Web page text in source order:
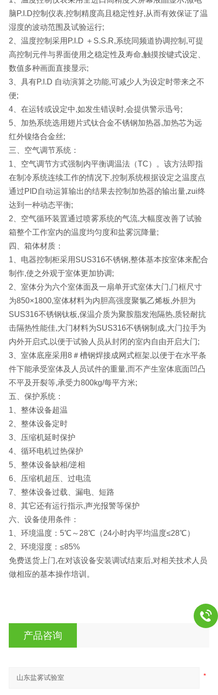
脑P.I.D控制仪表,控制精度高且稳定性好,从而有效保证了温
湿度的波动范围及试验运行;
2、温度控制采用P.I.D ＋S.S.R,系统同频道协调控制,可提
高控制元件与界面使用之稳定性及寿命,触摸按键式设定、
数值多种画面直接显示;
3、具有P.I.D 自动演算之功能,可减少人为设定时带来之不
便;
4、在运转或设定中,如发生错误时,会提供警示迅号;
5、加热系统选用翅片式钛合金不锈钢加热器,加热芯为远
红外镍络合金丝;
三、空气调节系统：
1、空气调节方式强制内平衡调温法（TC）。该方法即指
在制冷系统连续工作的情况下,控制系统根据设定之温度点
通过PID自动运算输出的结果去控制加热器的输出量,zui终
达到一种动态平衡;
2、空气循环装置通过喷雾系统的气流,大幅度改善了试验
箱整个工作室内的温度均匀度和盐雾沉降量;
四、箱体材质：
1、电器控制柜采用SUS316不锈钢,整体基本按室体来配合
制作,使之外观于室体更加协调;
2、室体分为六个室体面及一扇单开式室体大门,门框尺寸
为850×1800,室体材料为内胆高强度聚氯乙烯板,外胆为
SUS316不锈钢钛板,保温介质为聚胺脂发泡隔热,质轻耐抗
击隔热性能佳,大门材料为SUS316不锈钢制成,大门拉手为
内外开启式,以便于试验人员从封闭的室内自由开启大门;
3、室体底座采用8＃槽钢焊接成网式框架,以便于在水平条
件下能承受室体及人员试件的重量,而不产生室体底面凹凸
不平及开裂等,承受力800kg/每平方米;
五、保护系统：
1、整体设备超温
2、整体设备定时
3、压缩机延时保护
4、循环电机过热保护
5、整体设备缺相/逆相
6、压缩机超压、过电流
7、整体设备过载、漏电、短路
8、其它还有运行指示,声光报警等保护
六、设备使用条件：
1、环境温度：5℃～28℃（24小时内平均温度≤28℃）
2、环境湿度：≤85%
免费送货上门,在对该设备安装调试结束后,对相关技术人员
做相应的基本操作培训。
产品咨询